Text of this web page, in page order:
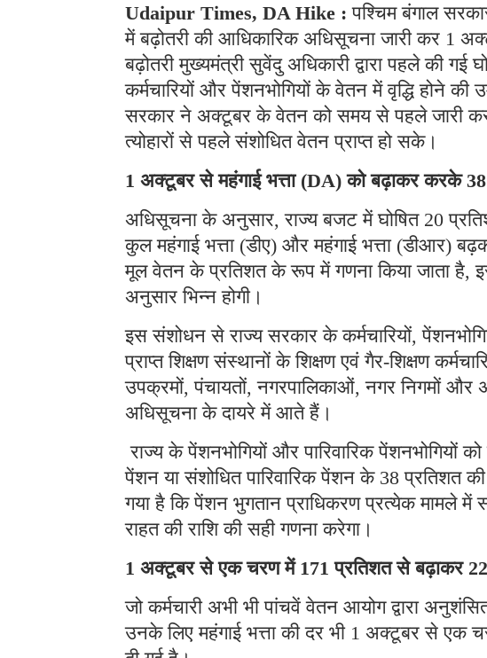
Udaipur Times, DA Hike : पश्चिम बंगाल
में बढ़ोतरी की आधिकारिक अधिसूचना जारी कर 1
बढ़ोतरी मुख्यमंत्री सुवेंदु अधिकारी द्वारा पहले की
कर्मचारियों और पेंशनभोगियों के वेतन में वृद्धि होने की
सरकार ने अक्टूबर के वेतन को समय से पहले जारी करने
त्योहारों से पहले संशोधित वेतन प्राप्त हो सके।
1 अक्टूबर से महंगाई भत्ता (DA) को बढ़ाकर करके
अधिसूचना के अनुसार, राज्य बजट में घोषित 20
कुल महंगाई भत्ता (डीए) और महंगाई भत्ता (डीआर)
मूल वेतन के प्रतिशत के रूप में गणना किया जाता है,
अनुसार भिन्न होगी।
इस संशोधन से राज्य सरकार के कर्मचारियों,
प्राप्त शिक्षण संस्थानों के शिक्षण एवं गैर-शिक्षण
उपक्रमों, पंचायतों, नगरपालिकाओं, नगर निगमों और
अधिसूचना के दायरे में आते हैं।
राज्य के पेंशनभोगियों और पारिवारिक पेंशनभोगियों
पेंशन या संशोधित पारिवारिक पेंशन के 38 प्रतिशत की
गया है कि पेंशन भुगतान प्राधिकरण प्रत्येक मामले में
राहत की राशि की सही गणना करेगा।
1 अक्टूबर से एक चरण में 171 प्रतिशत से बढ़ाकर
जो कर्मचारी अभी भी पांचवें वेतन आयोग द्वारा
उनके लिए महंगाई भत्ता की दर भी 1 अक्टूबर से एक